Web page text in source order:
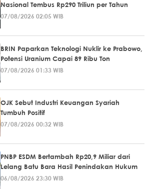
Nasional Tembus Rp290 Triliun per Tahun
07/08/2026 02:05 WIB
BRIN Paparkan Teknologi Nuklir ke Prabowo,
Potensi Uranium Capai 89 Ribu Ton
07/08/2026 01:33 WIB
OJK Sebut Industri Keuangan Syariah
Tumbuh Positif
07/08/2026 00:32 WIB
PNBP ESDM Bertambah Rp20,9 Miliar dari
Lelang Batu Bara Hasil Penindakan Hukum
06/08/2026 23:30 WIB